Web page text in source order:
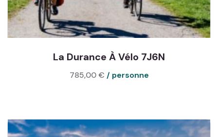
La Durance À Vélo 7J6N
785,00€